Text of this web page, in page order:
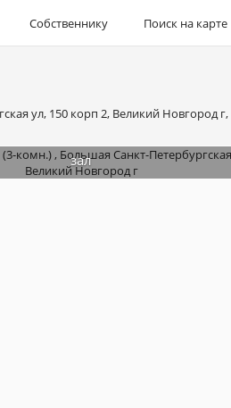
Собственнику Поиск на карте
ул, 150 корп 2, Великий Новгород г,
зал